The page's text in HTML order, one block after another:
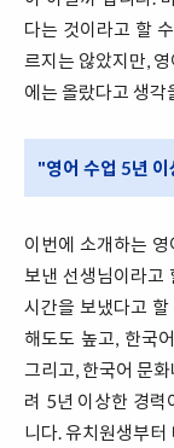
다는 것이라고 할
르지는 않았지만,
에는 올랐다고 생각
"영어 수업 5년
이번에 소개하는
보낸 선생님이라고
시간을 보냈다고
해도도 높고, 한국
그리고, 한국어 문
려 5년 이상한 경력
니다. 유치원생부